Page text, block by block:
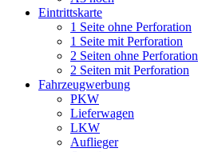
Eintrittskarte
1 Seite ohne Perforation
1 Seite mit Perforation
2 Seiten ohne Perforation
2 Seiten mit Perforation
Fahrzeugwerbung
PKW
Lieferwagen
LKW
Auflieger